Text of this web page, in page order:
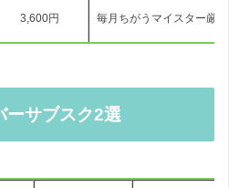
3,600円 毎月ちがうマイスター厳
ーサブスク2選